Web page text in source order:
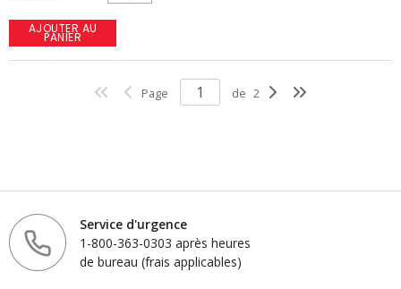
AJOUTER AU
PANIER
Page de 2
Service d'urgence
1-800-363-0303 après heures
de bureau (frais applicables)